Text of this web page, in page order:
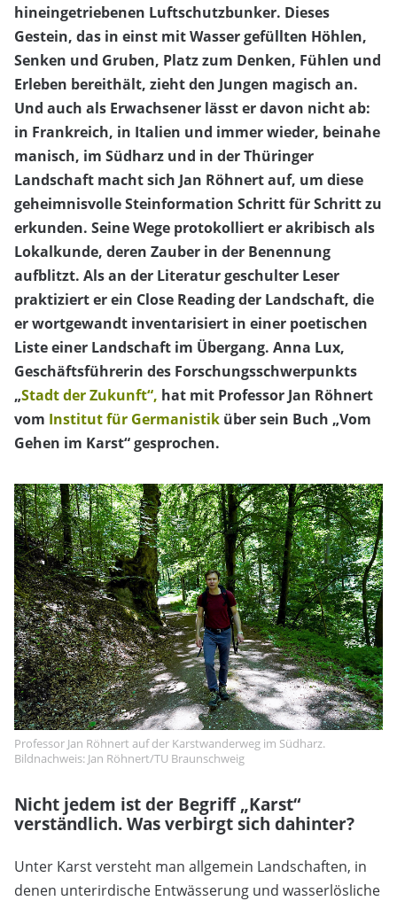
hineingetriebenen Luftschutzbunker. Dieses
Gestein, das in einst mit Wasser gefüllten Höhlen,
Senken und Gruben, Platz zum Denken, Fühlen und
Erleben bereithält, zieht den Jungen magisch an.
Und auch als Erwachsener lässt er davon nicht ab:
in Frankreich, in Italien und immer wieder, beinahe
manisch, im Südharz und in der Thüringer
Landschaft macht sich Jan Röhnert auf, um diese
geheimnisvolle Steinformation Schritt für Schritt zu
erkunden. Seine Wege protokolliert er akribisch als
Lokalkunde, deren Zauber in der Benennung
aufblitzt. Als an der Literatur geschulter Leser
praktiziert er ein Close Reading der Landschaft, die
er wortgewandt inventarisiert in einer poetischen
Liste einer Landschaft im Übergang. Anna Lux,
Geschäftsführerin des Forschungsschwerpunkts
„Stadt der Zukunft“, hat mit Professor Jan Röhnert
vom Institut für Germanistik über sein Buch „Vom
Gehen im Karst“ gesprochen.
Professor Jan Röhnert auf der Karstwanderweg im Südharz.
Bildnachweis: Jan Röhnert/TU Braunschweig
Nicht jedem ist der Begriff „Karst“
verständlich. Was verbirgt sich dahinter?
Unter Karst versteht man allgemein Landschaften, in
denen unterirdische Entwässerung und wasserlösliche